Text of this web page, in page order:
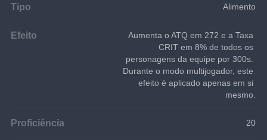
Tipo Alimento
Efeito
Aumenta o ATQ em 272 e a Taxa
CRIT em 8% de todos os
personagens da equipe por 300s.
Durante o modo multijogador, este
efeito é aplicado apenas em si
mesmo.
Proficiência 20